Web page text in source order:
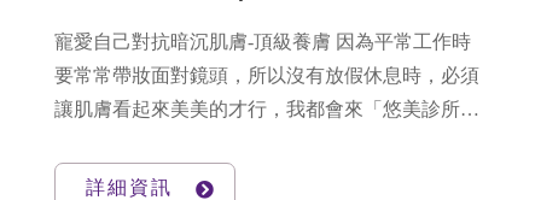
寵愛自己對抗暗沉肌膚-頂級養膚 因為平常工作時
要常常帶妝面對鏡頭，所以沒有放假休息時，必須
讓肌膚看起來美美的才行，我都會來「悠美診所」
詳細資訊